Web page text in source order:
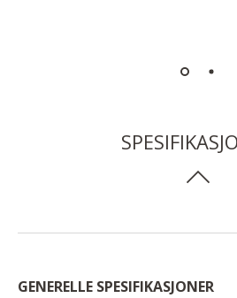
GENERELLE SPESIFIKASJONER